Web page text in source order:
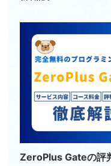
ZeroPlus Gateの評